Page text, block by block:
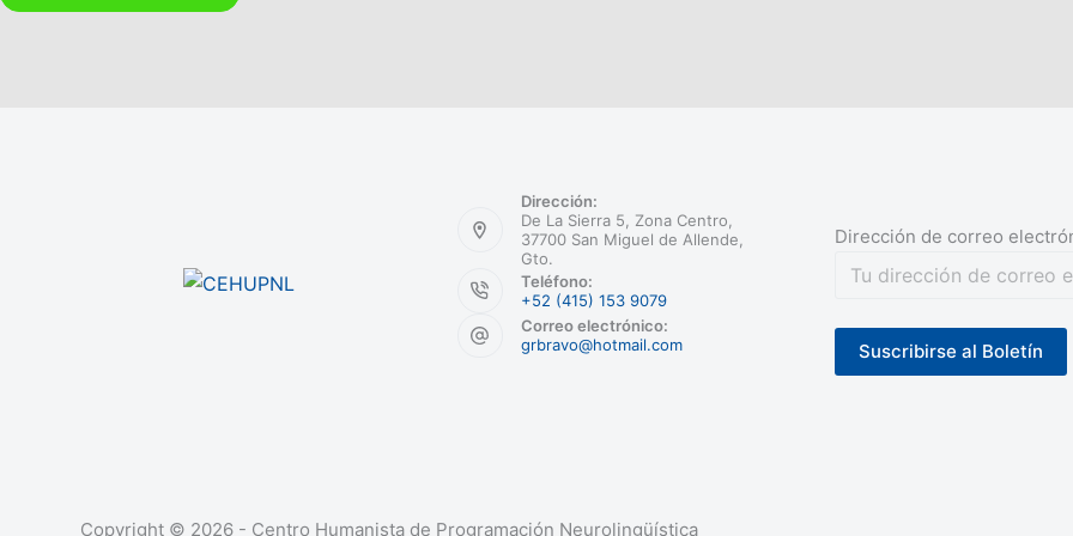
Dirección:
De La Sierra 5, Zona Centro,
37700 San Miguel de Allende,
Gto.
Teléfono:
+52 (415) 153 9079
Correo electrónico:
grbravo@hotmail.com
Dirección de correo
Copyright © 2026 - Centro Humanista de Programación Neurolingüística